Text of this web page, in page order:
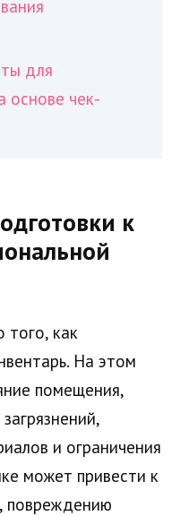
для
основе чек-
к
того, как
На этом
помещения,
и ограничения
может привести к
повреждению